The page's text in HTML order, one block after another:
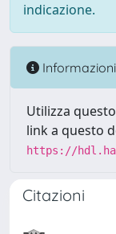
indicazione.
Informazioni
Utilizza
link a questo
https://
Citazioni